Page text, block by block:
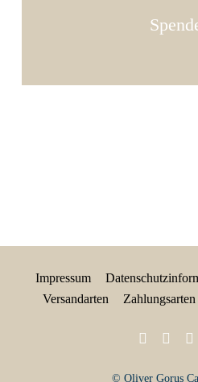
Impressum
Versandarten
Zahlungsarten
© Oliver Gorus